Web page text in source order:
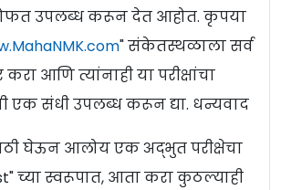
उपलब्ध करून देत आहोत. कृपया
" संकेतस्थळाला सर्व
करा आणि त्यांनाही या परीक्षांचा
एक संधी उपलब्ध करून द्या. धन्यवाद
घेऊन आलोय एक अद्भुत परीक्षेचा
च्या स्वरूपात, आता करा कुठल्याही